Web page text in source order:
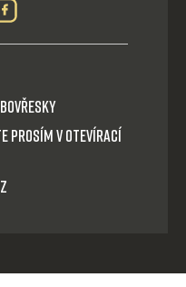
prosím v otevírací